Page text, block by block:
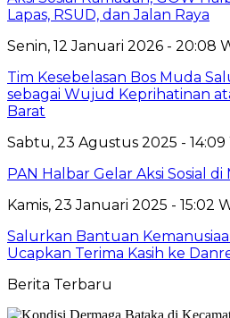
Lapas, RSUD, dan Jalan Raya
Senin, 12 Januari 2026 - 20:08
Tim Kesebelasan Bos Muda
sebagai Wujud Keprihatinan
Barat
Sabtu, 23 Agustus 2025 - 14:09
PAN Halbar Gelar Aksi Sosial
Kamis, 23 Januari 2025 - 15:02
Salurkan Bantuan
Ucapkan Terima Kasih ke
Berita Terbaru